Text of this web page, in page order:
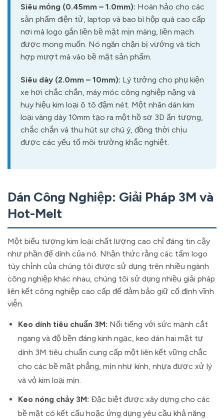
Siêu mỏng (0.45mm – 1.0mm): Hoàn hảo cho các
sản phẩm điện tử, laptop và bao bì hộp quà cao cấp
nơi mà logo gắn liền bề mặt mịn màng, liền mạch
được mong muốn. Nó ngăn chặn bị vướng và tích
hợp mượt mà vào bề mặt sản phẩm.
Siêu dày (2.0mm – 10mm): Lý tưởng cho phụ kiện
xe hơi chắc chắn, máy móc công nghiệp nặng và
huy hiệu kim loại ô tô đậm nét. Một nhãn dán kim
loại vàng dày 10mm tạo ra một hồ sơ 3D ấn tượng,
chắc chắn và thu hút sự chú ý, đồng thời chịu
được các yếu tố môi trường khắc nghiệt.
Dán Công Nghiệp: Giải Pháp 3M và
Hot-Melt
Một biểu tượng kim loại chất lượng cao chỉ đáng tin cậy
như phần đế dính của nó. Nhận thức rằng các tấm logo
tùy chỉnh của chúng tôi được sử dụng trên nhiều ngành
công nghiệp khác nhau, chúng tôi sử dụng nhiều giải pháp
liên kết công nghiệp cao cấp để đảm bảo giữ cố định vĩnh
viễn.
Keo dính tiêu chuẩn 3M: Nổi tiếng với sức mạnh cắt
ngang và độ bền đáng kinh ngạc, keo dán hai mặt tự
dính 3M tiêu chuẩn cung cấp một liên kết vững chắc
cho các bề mặt phẳng, mịn như kính, nhựa được xử lý
và vỏ kim loại mịn.
Keo nóng chảy 3M: Đặc biệt được xây dựng cho các
bề mặt có kết cấu hoặc ứng dụng yêu cầu khả năng